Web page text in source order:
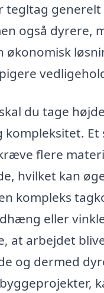
tegltag generelt
også dyrere,
økonomisk
du tage
kompleksitet.
flere
hvilket kan
kompleks
eller
at arbejdet
og dermed